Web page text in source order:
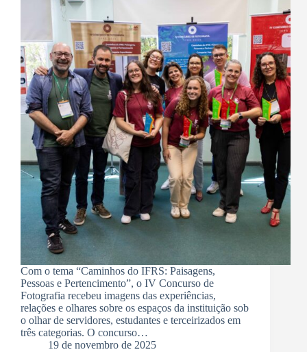
Com o tema “Caminhos do IFRS: Paisagens,
Pessoas e Pertencimento”, o IV Concurso de
Fotografia recebeu imagens das experiências,
relações e olhares sobre os espaços da instituição sob
o olhar de servidores, estudantes e terceirizados em
três categorias. O concurso…
19 de novembro de 2025